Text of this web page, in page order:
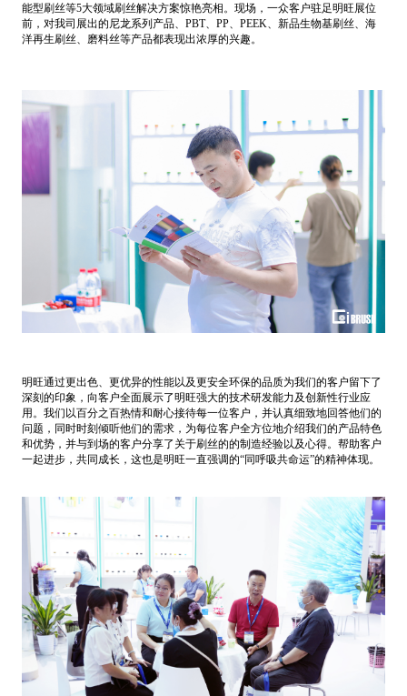
能型刷丝等5大领域刷丝解决方案惊艳亮相。现场，一众客户驻足明旺展位
前，对我司展出的尼龙系列产品、PBT、PP、PEEK、新品生物基刷丝、海
洋再生刷丝、磨料丝等产品都表现出浓厚的兴趣。
明旺通过更出色、更优异的性能以及更安全环保的品质为我们的客户留下了
深刻的印象，向客户全面展示了明旺强大的技术研发能力及创新性行业应
用。我们以百分之百热情和耐心接待每一位客户，并认真细致地回答他们的
问题，同时时刻倾听他们的需求，为每位客户全方位地介绍我们的产品特色
和优势，并与到场的客户分享了关于刷丝的的制造经验以及心得。帮助客户
一起进步，共同成长，这也是明旺一直强调的“同呼吸共命运”的精神体现。